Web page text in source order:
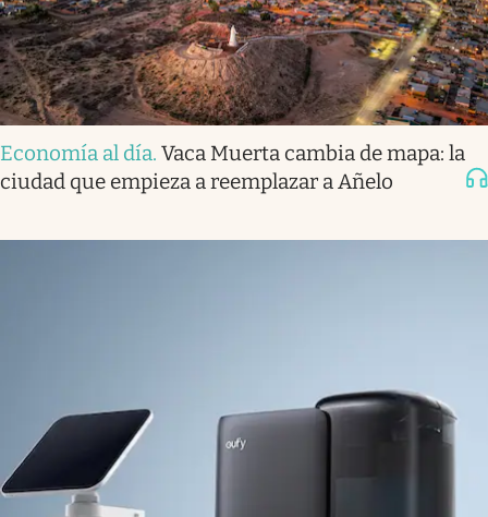
Economía al día. Vaca Muerta cambia de mapa: la
ciudad que empieza a reemplazar a Añelo